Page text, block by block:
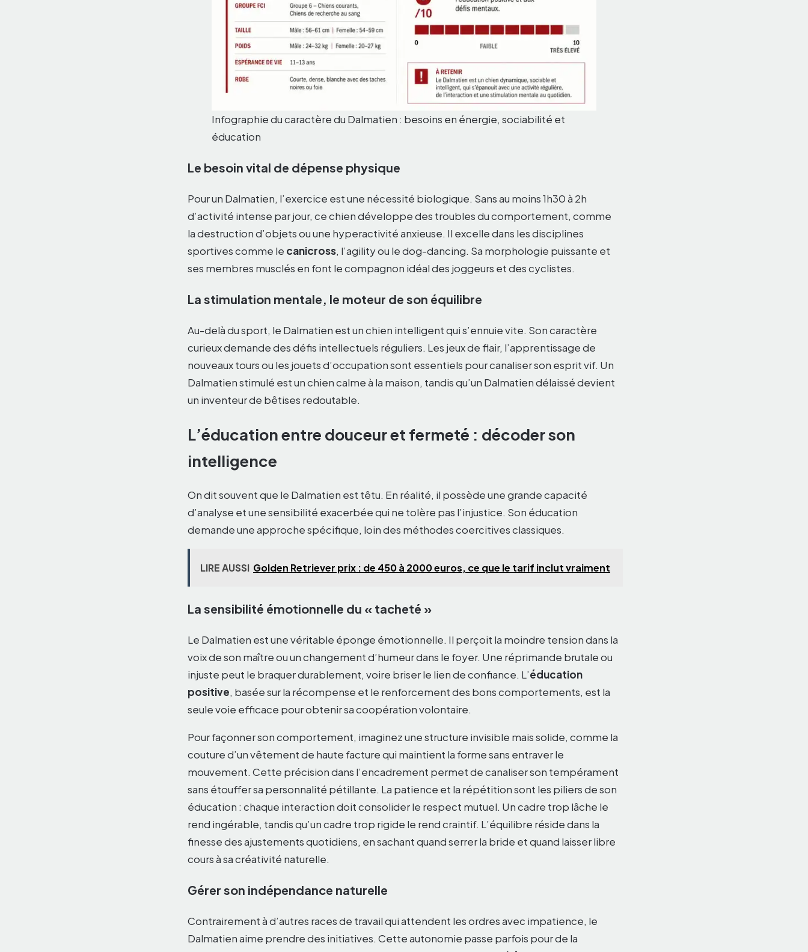
Infographie du caractère du Dalmatien : besoins en énergie, sociabilité et
éducation
Le besoin vital de dépense physique
Pour un Dalmatien, l’exercice est une nécessité biologique. Sans au moins 1h30 à 2h
d’activité intense par jour, ce chien développe des troubles du comportement, comme
la destruction d’objets ou une hyperactivité anxieuse. Il excelle dans les disciplines
sportives comme le canicross, l’agility ou le dog-dancing. Sa morphologie puissante et
ses membres musclés en font le compagnon idéal des joggeurs et des cyclistes.
La stimulation mentale, le moteur de son équilibre
Au-delà du sport, le Dalmatien est un chien intelligent qui s’ennuie vite. Son caractère
curieux demande des défis intellectuels réguliers. Les jeux de flair, l’apprentissage de
nouveaux tours ou les jouets d’occupation sont essentiels pour canaliser son esprit vif. Un
Dalmatien stimulé est un chien calme à la maison, tandis qu’un Dalmatien délaissé devient
un inventeur de bêtises redoutable.
L’éducation entre douceur et fermeté : décoder son
intelligence
On dit souvent que le Dalmatien est têtu. En réalité, il possède une grande capacité
d’analyse et une sensibilité exacerbée qui ne tolère pas l’injustice. Son éducation
demande une approche spécifique, loin des méthodes coercitives classiques.
LIRE AUSSI Golden Retriever prix : de 450 à 2000 euros, ce que le tarif inclut vraiment
La sensibilité émotionnelle du « tacheté »
Le Dalmatien est une véritable éponge émotionnelle. Il perçoit la moindre tension dans la
voix de son maître ou un changement d’humeur dans le foyer. Une réprimande brutale ou
injuste peut le braquer durablement, voire briser le lien de confiance. L’éducation
positive, basée sur la récompense et le renforcement des bons comportements, est la
seule voie efficace pour obtenir sa coopération volontaire.
Pour façonner son comportement, imaginez une structure invisible mais solide, comme la
couture d’un vêtement de haute facture qui maintient la forme sans entraver le
mouvement. Cette précision dans l’encadrement permet de canaliser son tempérament
sans étouffer sa personnalité pétillante. La patience et la répétition sont les piliers de son
éducation : chaque interaction doit consolider le respect mutuel. Un cadre trop lâche le
rend ingérable, tandis qu’un cadre trop rigide le rend craintif. L’équilibre réside dans la
finesse des ajustements quotidiens, en sachant quand serrer la bride et quand laisser libre
cours à sa créativité naturelle.
Gérer son indépendance naturelle
Contrairement à d’autres races de travail qui attendent les ordres avec impatience, le
Dalmatien aime prendre des initiatives. Cette autonomie passe parfois pour de la